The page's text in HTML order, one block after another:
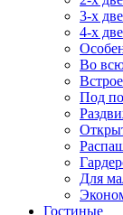
3-х
4-х
Во
Под
Для
Гостиные